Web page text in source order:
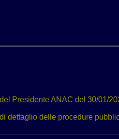
Presidente ANAC del 30/01/
dettaglio delle procedure